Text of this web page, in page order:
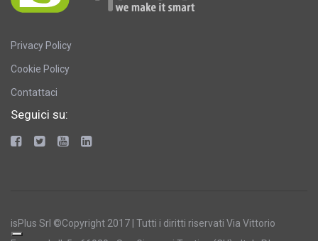
Privacy Policy
Cookie Policy
Contattaci
Seguici su:
isPlus Srl ©Copyright 2017 | Tutti i diritti riservati Via Vittorio